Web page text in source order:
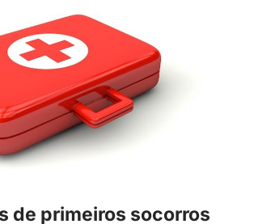
de primeiros socorros